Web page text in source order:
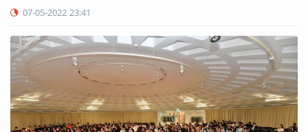
07-05-2022 23:41